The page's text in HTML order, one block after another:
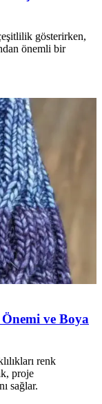
gösterirken,
önemli bir
ve Boya
renk
proje
sağlar.